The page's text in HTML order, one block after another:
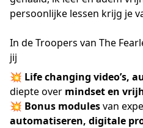
persoonlijke lessen krijg je
In de Troopers van The
jij
💥 Life changing video’s,
diepte over mindset en
💥 Bonus modulesvan
automatiseren, digitale